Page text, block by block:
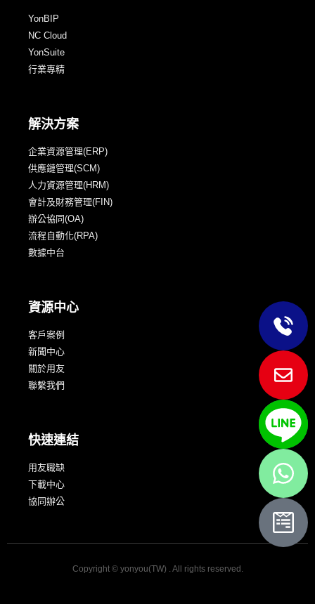
YonBIP
NC Cloud
YonSuite
行業專精
解決方案
企業資源管理(ERP)
供應鏈管理(SCM)
人力資源管理(HRM)
會計及財務管理(FIN)
辦公協同(OA)
流程自動化(RPA)
數據中台
資源中心
客戶案例
新聞中心
關於用友
聯繫我們
快速連結
用友職缺
下載中心
協同辦公
Copyright © yonyou(TW) . All rights reserved.